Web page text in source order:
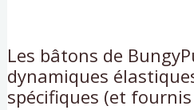
Les bâtons de
dynamiques
spécifiques (et